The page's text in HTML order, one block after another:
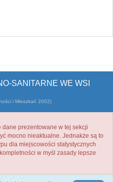
SANITARNE WE WSI
i Mieszkań 2002)
dane prezentowane w tej sekcji
mocno nieaktualne. Jednakże są to
dla miejscowości statystycznych
w myśl zasady lepsze